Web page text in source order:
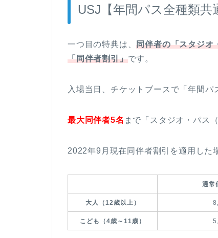
USJ【年間パス全種類
一つ目の特典は、同伴者の「スタジオ
「同伴者割引」です。
入場当日、チケットブースで「年間パ
最大同伴者5名 まで「スタジオ・パス
2022年9月現在同伴者割引を適用した
通常
大人（12歳以上）
こども（4歳～11歳）